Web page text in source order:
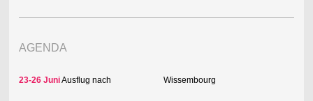
AGENDA
23-26 JuniAusflug nach Wissembourg